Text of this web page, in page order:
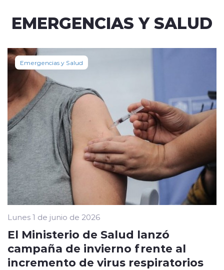
EMERGENCIAS Y SALUD
Emergencias y Salud
Lunes 1 de junio de 2026
El Ministerio de Salud lanzó
campaña de invierno frente al
incremento de virus respiratorios